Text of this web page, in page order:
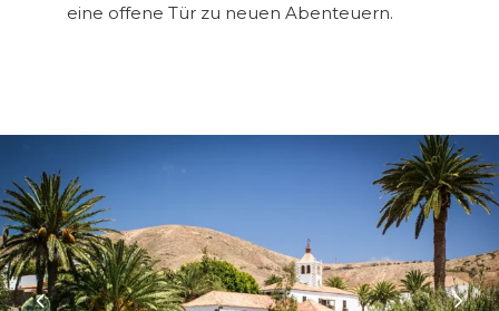
eine offene Tür zu neuen Abenteuern.